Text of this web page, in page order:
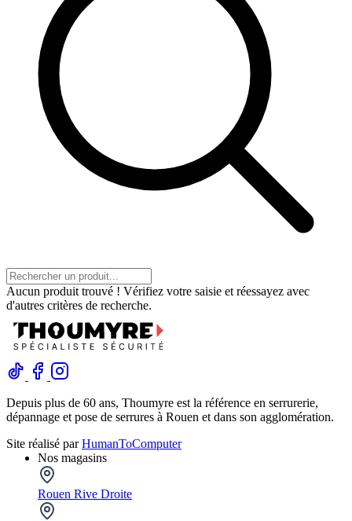
Aucun produit trouvé ! Vérifiez votre saisie et réessayez avec
d'autres critères de recherche.
Depuis plus de 60 ans, Thoumyre est la référence en serrurerie,
dépannage et pose de serrures à Rouen et dans son agglomération.
Site réalisé parHumanToComputer
Nos magasins
Rouen Rive Droite